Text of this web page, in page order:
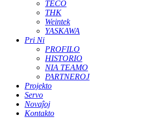
TECO
THK
Weintek
YASKAWA
Pri Ni
PROFILO
HISTORIO
NIA TEAMO
PARTNEROJ
Projekto
Servo
Novaĵoj
Kontakto